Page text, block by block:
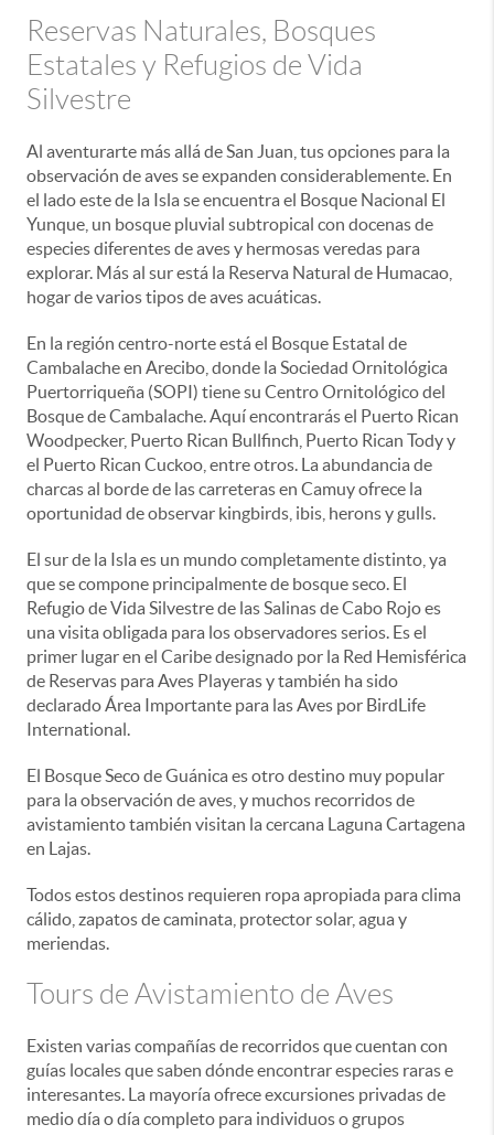
Reservas Naturales, Bosques
Estatales y Refugios de Vida
Silvestre
Al aventurarte más allá de San Juan, tus opciones para la
observación de aves se expanden considerablemente. En
el lado este de la Isla se encuentra el Bosque Nacional El
Yunque, un bosque pluvial subtropical con docenas de
especies diferentes de aves y hermosas veredas para
explorar. Más al sur está la Reserva Natural de Humacao,
hogar de varios tipos de aves acuáticas.
En la región centro-norte está el Bosque Estatal de
Cambalache en Arecibo, donde la Sociedad Ornitológica
Puertorriqueña (SOPI) tiene su Centro Ornitológico del
Bosque de Cambalache. Aquí encontrarás el Puerto Rican
Woodpecker, Puerto Rican Bullfinch, Puerto Rican Tody y
el Puerto Rican Cuckoo, entre otros. La abundancia de
charcas al borde de las carreteras en Camuy ofrece la
oportunidad de observar kingbirds, ibis, herons y gulls.
El sur de la Isla es un mundo completamente distinto, ya
que se compone principalmente de bosque seco. El
Refugio de Vida Silvestre de las Salinas de Cabo Rojo es
una visita obligada para los observadores serios. Es el
primer lugar en el Caribe designado por la Red Hemisférica
de Reservas para Aves Playeras y también ha sido
declarado Área Importante para las Aves por BirdLife
International.
El Bosque Seco de Guánica es otro destino muy popular
para la observación de aves, y muchos recorridos de
avistamiento también visitan la cercana Laguna Cartagena
en Lajas.
Todos estos destinos requieren ropa apropiada para clima
cálido, zapatos de caminata, protector solar, agua y
meriendas.
Tours de Avistamiento de Aves
Existen varias compañías de recorridos que cuentan con
guías locales que saben dónde encontrar especies raras e
interesantes. La mayoría ofrece excursiones privadas de
medio día o día completo para individuos o grupos